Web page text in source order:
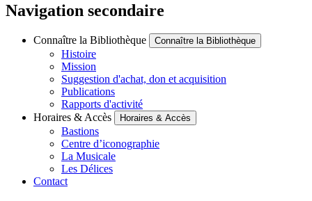
Navigation secondaire
Connaître la Bibliothèque Connaître la Bibliothèque
Histoire
Mission
Suggestion d'achat, don et acquisition
Publications
Rapports d'activité
Horaires & Accès
Horaires & Accès
Bastions
Centre d’iconographie
La Musicale
Les Délices
Contact